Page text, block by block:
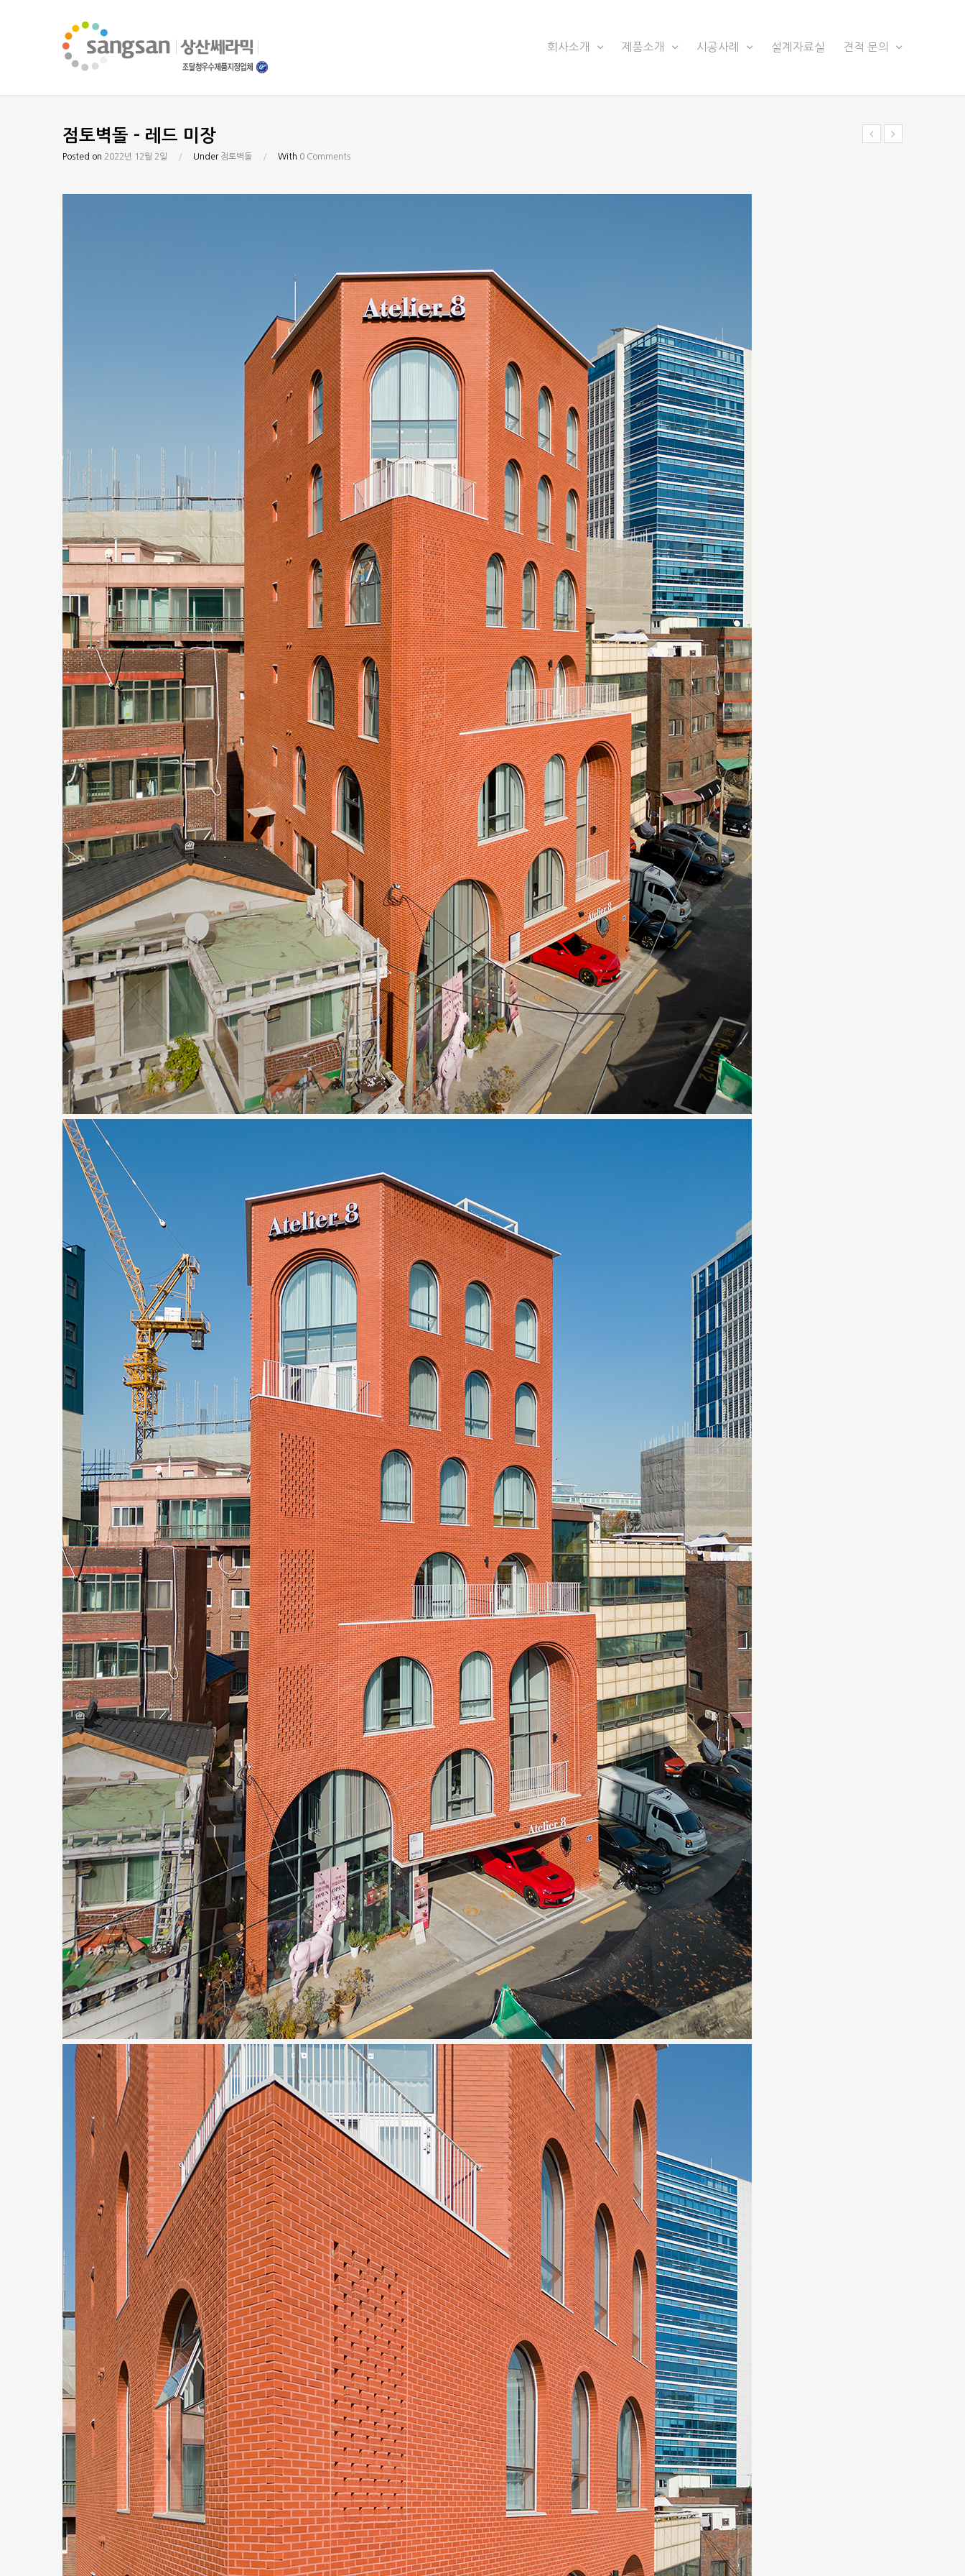
회사소개 제품소개 시공사례 설계자료실 견적 문의
점토벽돌 – 레드 미장
Posted on 2022년 12월 2일 / Under 점토벽돌 / With 0 Comments